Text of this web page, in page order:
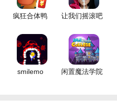
疯狂合体鸭 让我们摇滚吧
smilemo 闲置魔法学院